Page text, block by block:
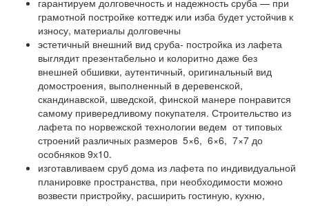
гарантируем долговечность и надежность сруба — при
грамотной постройке коттедж или изба будет устойчив к
износу, материалы долговечны
эстетичный внешний вид сруба- постройка из лафета
выглядит презентабельно и колоритно даже без
внешней обшивки, аутентичный, оригинальный вид
домостроения, выполненный в деревенской,
скандинавской, шведской, финской манере понравится
самому привередливому покупателя. Строительство из
лафета по норвежской технологии ведем от типовых
строений различных размеров 5×6, 6×6, 7×7 до
особняков 9х10.
изготавливаем сруб дома из лафета по индивидуальной
планировке пространства, при необходимости можно
возвести пристройку, расширить гостиную, кухню,